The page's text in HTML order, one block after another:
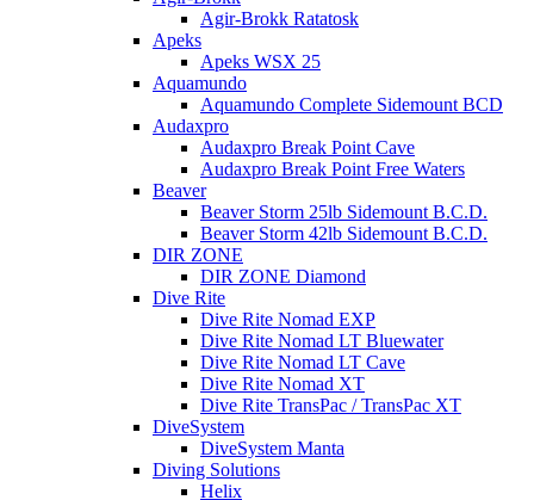
Agir-Brokk Ratatosk
Apeks
Apeks WSX 25
Aquamundo
Aquamundo Complete Sidemount BCD
Audaxpro
Audaxpro Break Point Cave
Audaxpro Break Point Free Waters
Beaver
Beaver Storm 25lb Sidemount B.C.D.
Beaver Storm 42lb Sidemount B.C.D.
DIR ZONE
DIR ZONE Diamond
Dive Rite
Dive Rite Nomad EXP
Dive Rite Nomad LT Bluewater
Dive Rite Nomad LT Cave
Dive Rite Nomad XT
Dive Rite TransPac / TransPac XT
DiveSystem
DiveSystem Manta
Diving Solutions
Helix